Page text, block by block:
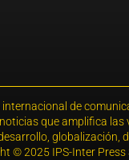
de
que amplifica las
globalización,
© 2025 IPS-Inter Press